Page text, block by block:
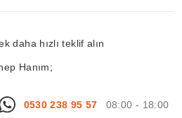
daha hızlı teklif alın
Hanım;
0530 238 95 57 08:00 - 18:00